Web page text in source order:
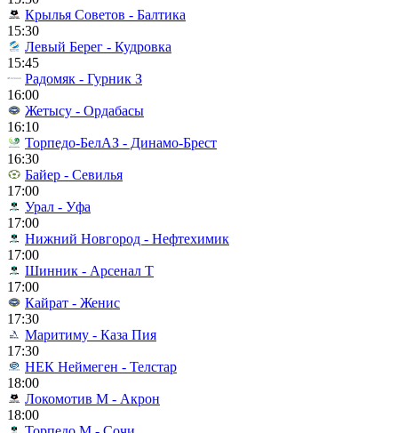
Крылья Советов - Балтика
15:30
Левый Берег - Кудровка
15:45
Радомяк - Гурник З
16:00
Жетысу - Ордабасы
16:10
Торпедо-БелАЗ - Динамо-Брест
16:30
Байер - Севилья
17:00
Урал - Уфа
17:00
Нижний Новгород - Нефтехимик
17:00
Шинник - Арсенал Т
17:00
Кайрат - Женис
17:30
Маритиму - Каза Пия
17:30
НЕК Неймеген - Телстар
18:00
Локомотив М - Акрон
18:00